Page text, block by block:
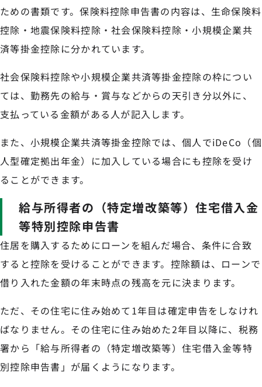
ための書類です。保険料控除申告書の内容は、生命保険料
控除・地震保険料控除・社会保険料控除・小規模企業共
済等掛金控除に分かれています。
社会保険料控除や小規模企業共済等掛金控除の枠につい
ては、勤務先の給与・賞与などからの天引き分以外に、
支払っている金額がある人が記入します。
また、小規模企業共済等掛金控除では、個人でiDeCo（個
人型確定拠出年金）に加入している場合にも控除を受け
ることができます。
給与所得者の（特定増改築等）住宅借入金
等特別控除申告書
住居を購入するためにローンを組んだ場合、条件に合致
すると控除を受けることができます。控除額は、ローンで
借り入れた金額の年末時点の残高を元に決まります。
ただ、その住宅に住み始めて1年目は確定申告をしなけれ
ばなりません。その住宅に住み始めた2年目以降に、税務
署から「給与所得者の（特定増改築等）住宅借入金等特
別控除申告書」が届くようになります。